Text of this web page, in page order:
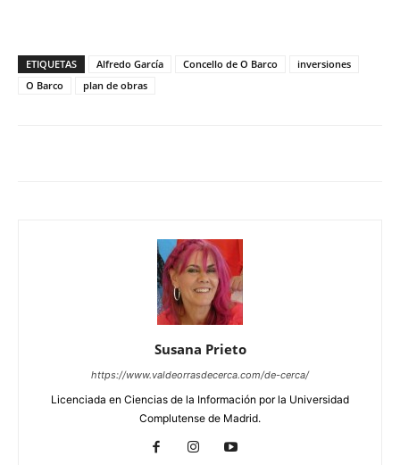
ETIQUETAS Alfredo García Concello de O Barco
inversiones
O Barco
plan de obras
Susana Prieto
https://www.valdeorrasdecerca.com/de-cerca/
Licenciada en Ciencias de la Información por la Universidad
Complutense de Madrid.